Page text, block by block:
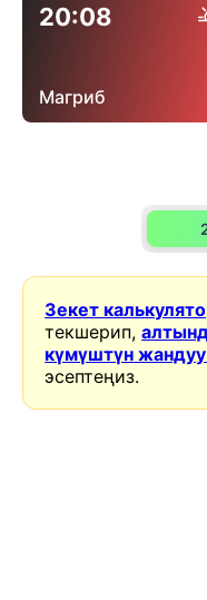
20:08
Магриб
Зекет
текшерип,
күмүштүн
эсептеңиз.